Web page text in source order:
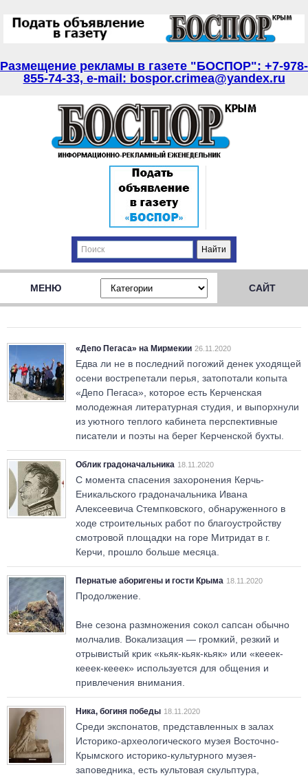
Размещение рекламы в газете "БОСПОР": +7-978-
855-74-33, e-mail: bospor.crimea@yandex.ru
МЕНЮ САЙТ
«Депо Пегаса» на Мирмекии 26.11.2020
Едва ли не в последний погожий денек уходящей
осени вострепетали перья, затопотали копыта
«Депо Пегаса», которое есть Керченская
молодежная литературная студия, и выпорхнули
из уютного теплого кабинета перспективные
писатели и поэты на берег Керченской бухты.
Облик градоначальника 18.11.2020
С момента спасения захоронения Керчь-
Еникальского градоначальника Ивана
Алексеевича Стемпковского, обнаруженного в
ходе строительных работ по благоустройству
смотровой площадки на горе Митридат в г.
Керчи, прошло больше месяца.
Пернатые аборигены и гости Крыма 18.11.2020
Продолжение.
Вне сезона размножения сокол сапсан обычно
молчалив. Вокализация — громкий, резкий и
отрывистый крик «кьяк-кьяк-кьяк» или «кееек-
кееек-кееек» используется для общения и
привлечения внимания.
Ника, богиня победы 18.11.2020
Среди экспонатов, представленных в залах
Историко-археологического музея Восточно-
Крымского историко-культурного музея-
заповедника, есть культовая скульптура,